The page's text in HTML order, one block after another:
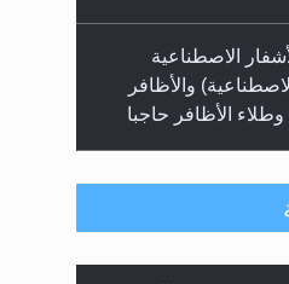
على شرفهم.
الاصطناعية
والأظافر
وطلاء الأظافر حاجبا
الزكاة وفق السنة
الهجرية؟